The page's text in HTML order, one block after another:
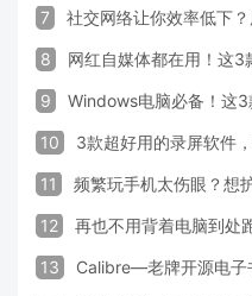
7 社交网络让你效率低下
8 网红自媒体都在用！这3
9 Windows电脑必备！这3
10 3款超好用的录屏软件
11 频繁玩手机太伤眼？想
12 再也不用背着电脑到处
13 Calibre—老牌开源电子